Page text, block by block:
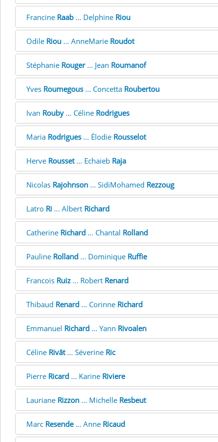
Francine Raab ... Delphine Riou
Odile Riou ... AnneMarie Roudot
Stéphanie Rouger... Jean Roumanof
Yves Roumegous ... Concetta Roubertou
Ivan Rouby... Céline Rodrigues
Maria Rodrigues ... Élodie Rousselot
Herve Rousset... Echaieb Raja
Nicolas Rajohnson ... SidiMohamed Rezzoug
Latro Ri ... Albert Richard
Catherine Richard ... Chantal Rolland
Pauline Rolland ... Dominique Ruffie
Francois Ruiz ... Robert Renard
Thibaud Renard ... Corinne Richard
Emmanuel Richard ... Yann Rivoalen
Céline Rivât... Séverine Ric
Pierre Ricard ... Karine Riviere
Lauriane Rizzon ... Michelle Resbeut
Marc Resende... Anne Ricaud